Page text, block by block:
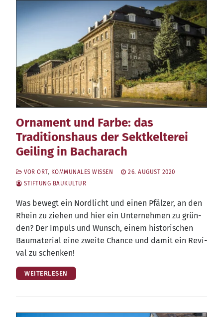
Ornament und Farbe: das
Traditionshaus der Sektkelterei
Geiling in Bacharach
VOR ORT, KOMMUNALES WISSEN
26. AUGUST 2020
STIFTUNG BAUKULTUR
Was bewegt ein Nord­licht und einen Pfäl­zer, an den
Rhein zu zie­hen und hier ein Unter­neh­men zu grün­
den? Der Impuls und Wunsch, einem his­to­ri­schen
Bau­ma­te­ri­al eine zwei­te Chan­ce und damit ein Revi­
val zu schenken!
WEITERLESEN